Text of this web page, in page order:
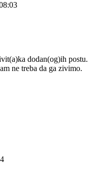
dodan(og)ih postu.
ne treba da ga zivimo.